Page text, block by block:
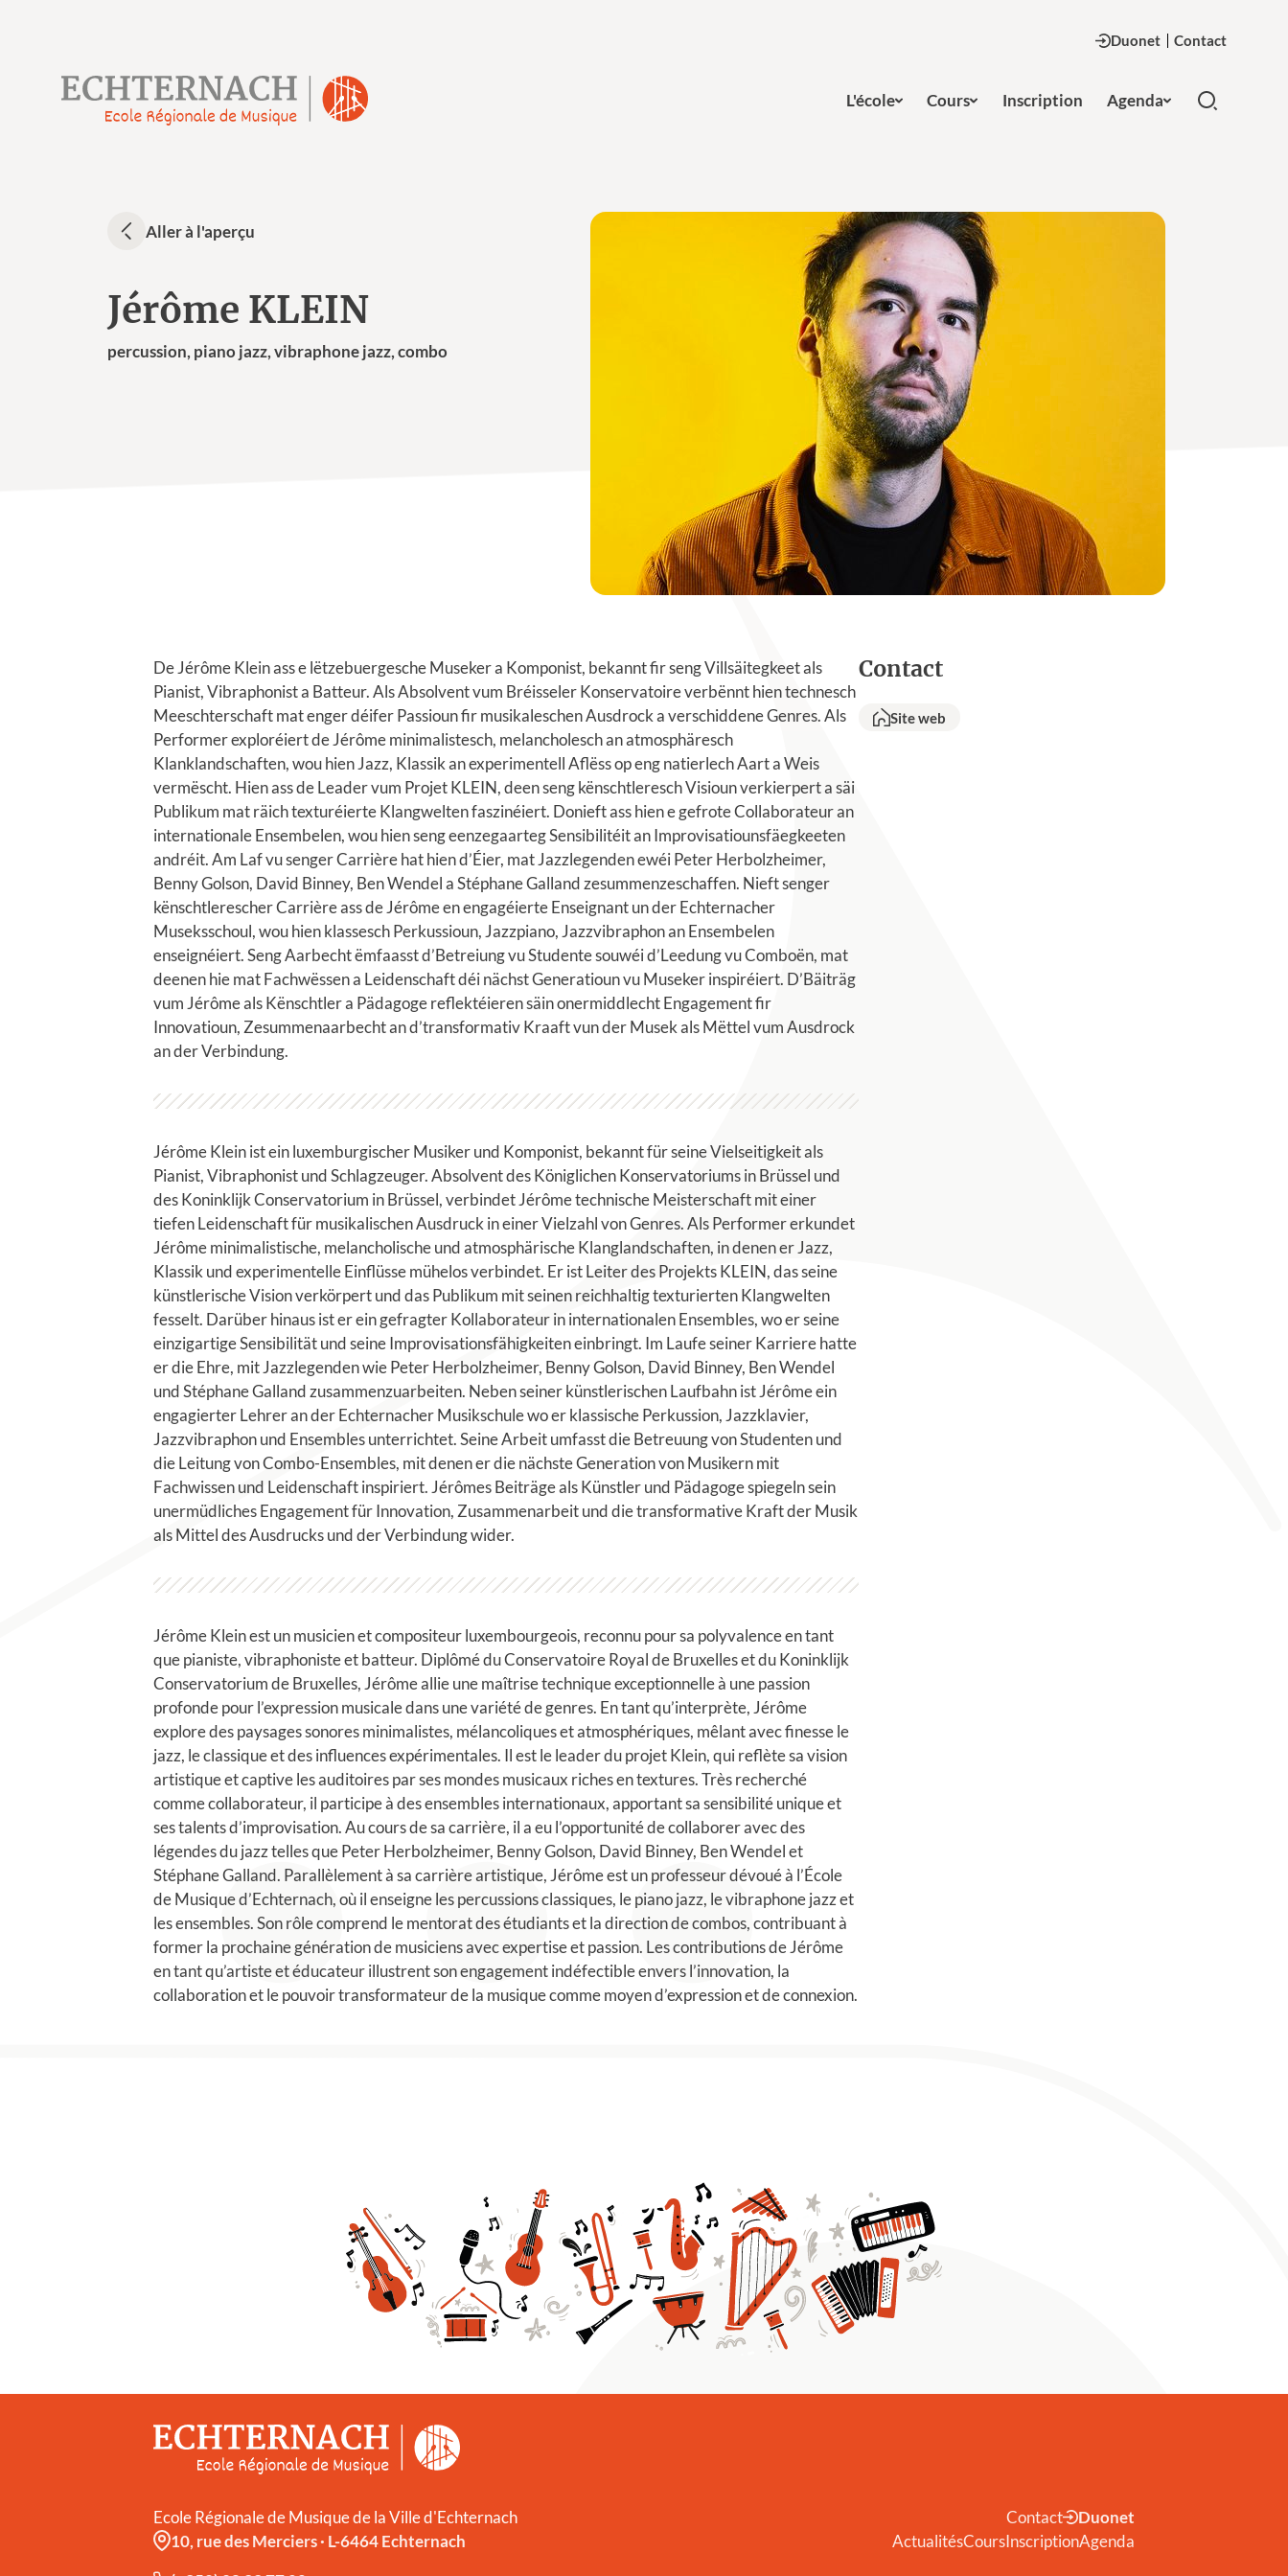
Duonet Contact
L'école Cours Inscription Agenda
Aller à l'aperçu
Jérôme KLEIN
percussion, piano jazz, vibraphone jazz, combo
De Jérôme Klein ass e lëtzebuergesche Museker a Komponist, bekannt fir seng Villsäitegkeet als
Pianist, Vibraphonist a Batteur. Als Absolvent vum Bréisseler Konservatoire verbënnt hien technesch
Meeschterschaft mat enger déifer Passioun fir musikaleschen Ausdrock a verschiddene Genres. Als
Performer exploréiert de Jérôme minimalistesch, melancholesch an atmosphäresch
Klanklandschaften, wou hien Jazz, Klassik an experimentell Aflëss op eng natierlech Aart a Weis
vermëscht. Hien ass de Leader vum Projet KLEIN, deen seng kënschtleresch Visioun verkierpert a säi
Publikum mat räich texturéierte Klangwelten faszinéiert. Donieft ass hien e gefrote Collaborateur an
internationale Ensembelen, wou hien seng eenzegaarteg Sensibilitéit an Improvisatiounsfäegkeeten
andréit. Am Laf vu senger Carrière hat hien d’Éier, mat Jazzlegenden ewéi Peter Herbolzheimer,
Benny Golson, David Binney, Ben Wendel a Stéphane Galland zesummenzeschaffen. Nieft senger
kënschtlerescher Carrière ass de Jérôme en engagéierte Enseignant un der Echternacher
Museksschoul, wou hien klassesch Perkussioun, Jazzpiano, Jazzvibraphon an Ensembelen
enseignéiert. Seng Aarbecht ëmfaasst d’Betreiung vu Studente souwéi d’Leedung vu Comboën, mat
deenen hie mat Fachwëssen a Leidenschaft déi nächst Generatioun vu Museker inspiréiert. D’Bäiträg
vum Jérôme als Kënschtler a Pädagoge reflektéieren säin onermiddlecht Engagement fir
Innovatioun, Zesummenaarbecht an d’transformativ Kraaft vun der Musek als Mëttel vum Ausdrock
an der Verbindung.
Jérôme Klein ist ein luxemburgischer Musiker und Komponist, bekannt für seine Vielseitigkeit als
Pianist, Vibraphonist und Schlagzeuger. Absolvent des Königlichen Konservatoriums in Brüssel und
des Koninklijk Conservatorium in Brüssel, verbindet Jérôme technische Meisterschaft mit einer
tiefen Leidenschaft für musikalischen Ausdruck in einer Vielzahl von Genres. Als Performer erkundet
Jérôme minimalistische, melancholische und atmosphärische Klanglandschaften, in denen er Jazz,
Klassik und experimentelle Einflüsse mühelos verbindet. Er ist Leiter des Projekts KLEIN, das seine
künstlerische Vision verkörpert und das Publikum mit seinen reichhaltig texturierten Klangwelten
fesselt. Darüber hinaus ist er ein gefragter Kollaborateur in internationalen Ensembles, wo er seine
einzigartige Sensibilität und seine Improvisationsfähigkeiten einbringt. Im Laufe seiner Karriere hatte
er die Ehre, mit Jazzlegenden wie Peter Herbolzheimer, Benny Golson, David Binney, Ben Wendel
und Stéphane Galland zusammenzuarbeiten. Neben seiner künstlerischen Laufbahn ist Jérôme ein
engagierter Lehrer an der Echternacher Musikschule wo er klassische Perkussion, Jazzklavier,
Jazzvibraphon und Ensembles unterrichtet. Seine Arbeit umfasst die Betreuung von Studenten und
die Leitung von Combo-Ensembles, mit denen er die nächste Generation von Musikern mit
Fachwissen und Leidenschaft inspiriert. Jérômes Beiträge als Künstler und Pädagoge spiegeln sein
unermüdliches Engagement für Innovation, Zusammenarbeit und die transformative Kraft der Musik
als Mittel des Ausdrucks und der Verbindung wider.
Jérôme Klein est un musicien et compositeur luxembourgeois, reconnu pour sa polyvalence en tant
que pianiste, vibraphoniste et batteur. Diplômé du Conservatoire Royal de Bruxelles et du Koninklijk
Conservatorium de Bruxelles, Jérôme allie une maîtrise technique exceptionnelle à une passion
profonde pour l’expression musicale dans une variété de genres. En tant qu’interprète, Jérôme
explore des paysages sonores minimalistes, mélancoliques et atmosphériques, mêlant avec finesse le
jazz, le classique et des influences expérimentales. Il est le leader du projet Klein, qui reflète sa vision
artistique et captive les auditoires par ses mondes musicaux riches en textures. Très recherché
comme collaborateur, il participe à des ensembles internationaux, apportant sa sensibilité unique et
ses talents d’improvisation. Au cours de sa carrière, il a eu l’opportunité de collaborer avec des
légendes du jazz telles que Peter Herbolzheimer, Benny Golson, David Binney, Ben Wendel et
Stéphane Galland. Parallèlement à sa carrière artistique, Jérôme est un professeur dévoué à l’École
de Musique d’Echternach, où il enseigne les percussions classiques, le piano jazz, le vibraphone jazz et
les ensembles. Son rôle comprend le mentorat des étudiants et la direction de combos, contribuant à
former la prochaine génération de musiciens avec expertise et passion. Les contributions de Jérôme
en tant qu’artiste et éducateur illustrent son engagement indéfectible envers l’innovation, la
collaboration et le pouvoir transformateur de la musique comme moyen d’expression et de connexion.
Contact
Site web
Ecole Régionale de Musique de la Ville d'Echternach
10, rue des Merciers· L-6464 Echternach
Contact
Duonet
ActualitésCoursInscriptionAgenda